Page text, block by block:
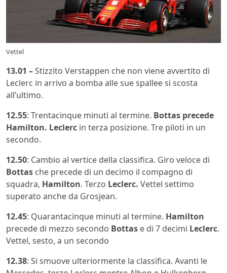
Vettel
13.01 –Stizzito Verstappen che non viene avvertito di
Leclerc in arrivo a bomba alle sue spallee si scosta
all’ultimo.
12.55: Trentacinque minuti al termine. Bottas precede
Hamilton. Leclerc in terza posizione. Tre piloti in un
secondo.
12.50: Cambio al vertice della classifica. Giro veloce di
Bottas che precede di un decimo il compagno di
squadra, Hamilton. Terzo Leclerc. Vettel settimo
superato anche da Grosjean.
12.45: Quarantacinque minuti al termine. Hamilton
precede di mezzo secondo Bottas e di 7 decimi Leclerc.
Vettel, sesto, a un secondo
12.38: Si smuove ulteriormente la classifica. Avanti le